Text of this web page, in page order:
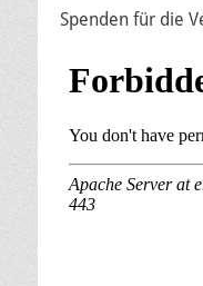
Spenden für die